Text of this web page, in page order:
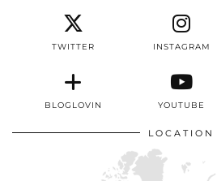
TWITTER INSTAGRAM
BLOGLOVIN YOUTUBE
LOCATION